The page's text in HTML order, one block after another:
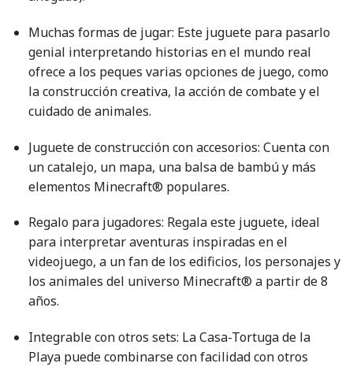
Muchas formas de jugar: Este juguete para pasarlo
genial interpretando historias en el mundo real
ofrece a los peques varias opciones de juego, como
la construcción creativa, la acción de combate y el
cuidado de animales.
Juguete de construcción con accesorios: Cuenta con
un catalejo, un mapa, una balsa de bambú y más
elementos Minecraft® populares.
Regalo para jugadores: Regala este juguete, ideal
para interpretar aventuras inspiradas en el
videojuego, a un fan de los edificios, los personajes y
los animales del universo Minecraft® a partir de 8
años.
Integrable con otros sets: La Casa-Tortuga de la
Playa puede combinarse con facilidad con otros